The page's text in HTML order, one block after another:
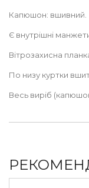
Капюшон: вшивний.
Є внутрішні
Вітрозахисна
По низу куртки
Весь виріб
Німеччина,